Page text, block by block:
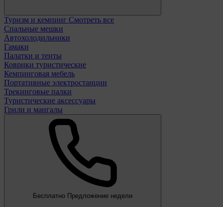
Туризм и кемпинг Смотреть все
Спальные мешки
Автохолодильники
Гамаки
Палатки и тенты
Коврики туристические
Кемпинговая мебель
Портативные электростанции
Трекинговые палки
Туристические аксессуары
Грили и мангалы
Бесплатно Предложение недели